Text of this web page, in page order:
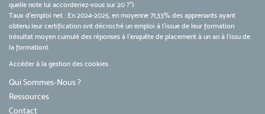
quelle note lui accorderiez-vous sur 20 ?")
Taux d’emploi net : En 2024-2025, en moyenne 71,33% des apprenants ayant
obtenu leur certification ont décroché un emploi à l'issue de leur formation
(résultat moyen cumulé des réponses à l'enquête de placement à un an à l'issu de
la formation).
Accéder à la gestion des cookies
Qui Sommes-Nous ?
Ressources
Contact